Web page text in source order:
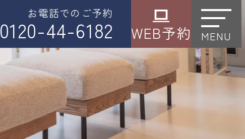
お電話でのご予約
0120-44-6182 WEB予約 MENU